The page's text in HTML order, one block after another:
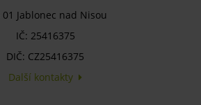
01 Jablonec nad Nisou
IČ: 25416375
DIČ: CZ25416375
Další kontakty